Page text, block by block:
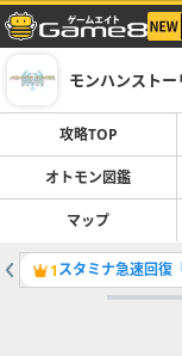
モンハンスト
攻略TOP
オトモン図鑑
マップ
1スタミナ急速回復